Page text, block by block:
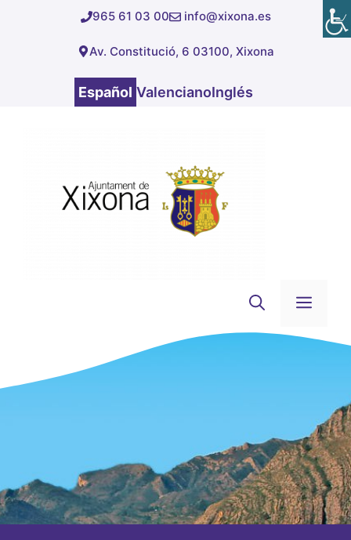
965 61 03 00 info@xixona.es
Av. Constitució, 6 03100, Xixona
Español ValencianoInglés